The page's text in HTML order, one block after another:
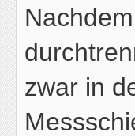
zwar in